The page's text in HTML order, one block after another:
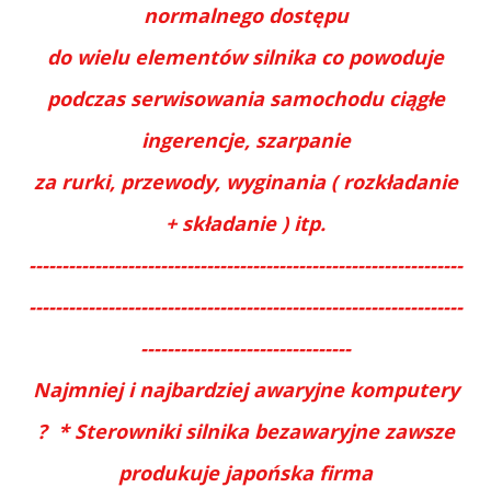
normalnego dostępu
do wielu elementów silnika co powoduje
podczas serwisowania samochodu ciągłe
ingerencje, szarpanie
za rurki, przewody, wyginania ( rozkładanie
+ składanie ) itp.
------------------------------------------------------------------
------------------------------------------------------------------
--------------------------------
Najmniej i najbardziej awaryjne komputery
? * Sterowniki silnika bezawaryjne zawsze
produkuje japońska firma